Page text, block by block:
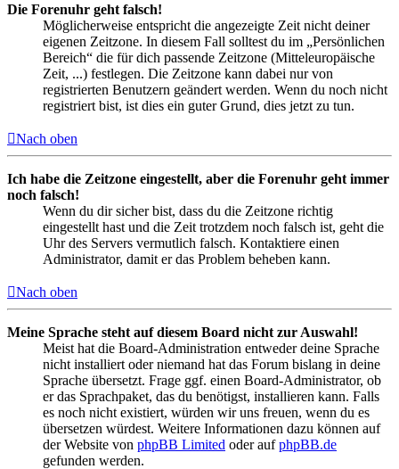
Die Forenuhr geht falsch!
Möglicherweise entspricht die angezeigte Zeit nicht deiner
eigenen Zeitzone. In diesem Fall solltest du im „Persönlichen
Bereich“ die für dich passende Zeitzone (Mitteleuropäische
Zeit, ...) festlegen. Die Zeitzone kann dabei nur von
registrierten Benutzern geändert werden. Wenn du noch nicht
registriert bist, ist dies ein guter Grund, dies jetzt zu tun.
Nach oben
Ich habe die Zeitzone eingestellt, aber die Forenuhr geht immer
noch falsch!
Wenn du dir sicher bist, dass du die Zeitzone richtig
eingestellt hast und die Zeit trotzdem noch falsch ist, geht die
Uhr des Servers vermutlich falsch. Kontaktiere einen
Administrator, damit er das Problem beheben kann.
Nach oben
Meine Sprache steht auf diesem Board nicht zur Auswahl!
Meist hat die Board-Administration entweder deine Sprache
nicht installiert oder niemand hat das Forum bislang in deine
Sprache übersetzt. Frage ggf. einen Board-Administrator, ob
er das Sprachpaket, das du benötigst, installieren kann. Falls
es noch nicht existiert, würden wir uns freuen, wenn du es
übersetzen würdest. Weitere Informationen dazu können auf
der Website von phpBB Limited oder aufphpBB.de
gefunden werden.